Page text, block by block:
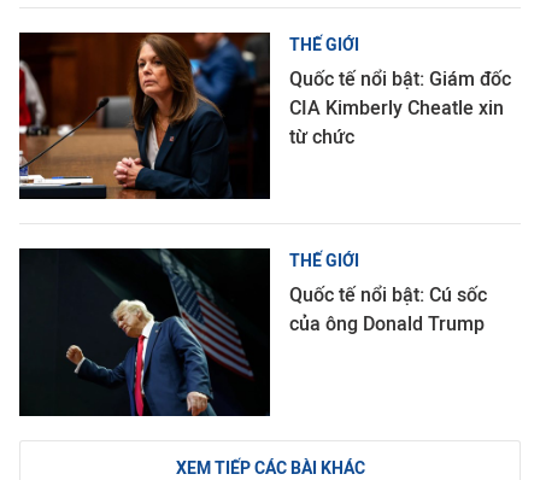
THẾ GIỚI
Quốc tế nổi bật: Giám đốc
CIA Kimberly Cheatle xin
từ chức
THẾ GIỚI
Quốc tế nổi bật: Cú sốc
của ông Donald Trump
XEM TIẾP CÁC BÀI KHÁC